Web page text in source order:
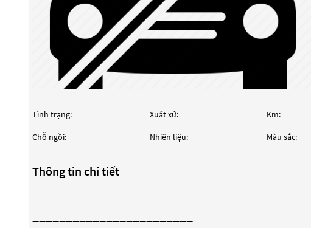
Tình trạng: Xuất xứ: Km:
Chỗ ngồi: Nhiên liệu: Màu sắc:
Thông tin chi tiết
————————————————————————